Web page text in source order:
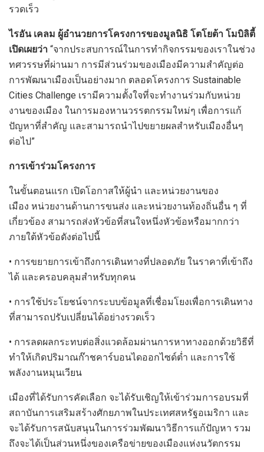
รวดเร็ว
ไรอัน เคลม ผู้อำนวยการโครงการของมูลนิธิ โตโยต้า โมบิลิตี้
เปิดเผยว่า “จากประสบการณ์ในการทำกิจกรรมของเราในช่วง
ทศวรรษที่ผ่านมา การมีส่วนร่วมของเมืองมีความสำคัญต่อ
การพัฒนาเมืองเป็นอย่างมาก ตลอดโครงการ Sustainable
Cities Challenge เรามีความตั้งใจที่จะทำงานร่วมกับหน่วย
งานของเมือง ในการมองหานวรรตกรรมใหม่ๆ เพื่อการแก้
ปัญหาที่สำคัญ และสามารถนำไปขยายผลสำหรับเมืองอื่นๆ
ต่อไป”
การเข้าร่วมโครงการ
ในขั้นตอนแรก เปิดโอกาสให้ผู้นำ และหน่วยงานของ
เมือง หน่วยงานด้านการขนส่ง และหน่วยงานท้องถิ่นอื่น ๆ ที่
เกี่ยวข้อง สามารถส่งหัวข้อที่สนใจหนึ่งหัวข้อหรือมากกว่า
ภายใต้หัวข้อดังต่อไปนี้
• การขยายการเข้าถึงการเดินทางที่ปลอดภัย ในราคาที่เข้าถึง
ได้ และครอบคลุมสำหรับทุกคน
• การใช้ประโยชน์จากระบบข้อมูลที่เชื่อมโยงเพื่อการเดินทาง
ที่สามารถปรับเปลี่ยนได้อย่างรวดเร็ว
• การลดผลกระทบต่อสิ่งแวดล้อมผ่านการหาทางออกด้วยวิธีที่
ทำให้เกิดปริมาณก๊าชคาร์บอนไดออกไซด์ต่ำ และการใช้
พลังงานหมุนเวียน
เมืองที่ได้รับการคัดเลือก จะได้รับเชิญให้เข้าร่วมการอบรมที่
สถาบันการเสริมสร้างศักยภาพในประเทศสหรัฐอเมริกา และ
จะได้รับการสนับสนุนในการร่วมพัฒนาวิธีการแก้ปัญหา รวม
ถึงจะได้เป็นส่วนหนึ่งของเครือข่ายของเมืองแห่งนวัตกรรม